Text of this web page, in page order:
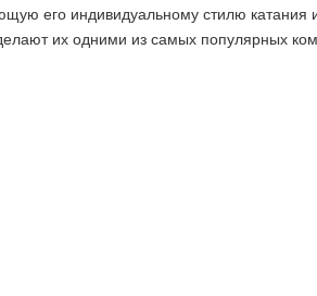
его индивидуальному стилю
их одними из самых популярных